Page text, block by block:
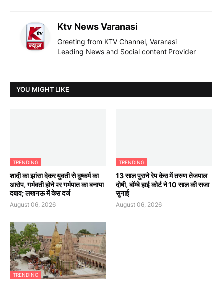
Ktv News Varanasi
Greeting from KTV Channel, Varanasi
Leading News and Social content Provider
YOU MIGHT LIKE
TRENDING
शादी का झांसा देकर युवती से दुष्कर्म का
आरोप, गर्भवती होने पर गर्भपात का बनाया
दबाव; लखनऊ में केस दर्ज
August 06, 2026
TRENDING
13 साल पुराने रेप केस में तरुण तेजपाल
दोषी, बॉम्बे हाई कोर्ट ने 10 साल की सजा
सुनाई
August 06, 2026
TRENDING